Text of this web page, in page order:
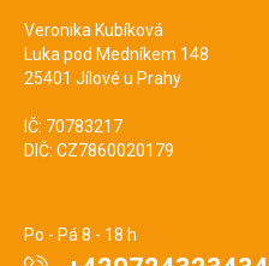
Veronika Kubíková
Luka pod Medníkem 148
25401 Jílové u Prahy
IČ: 70783217
DIČ: CZ7860020179
Po - Pá 8 - 18 h